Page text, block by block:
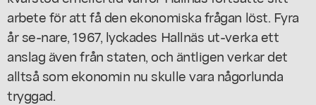
arbete för att få den ekonomiska frågan löst. Fyra
år se-nare, 1967, lyckades Hallnäs ut-verka ett
anslag även från staten, och äntligen verkar det
alltså som ekonomin nu skulle vara någorlunda
tryggad.